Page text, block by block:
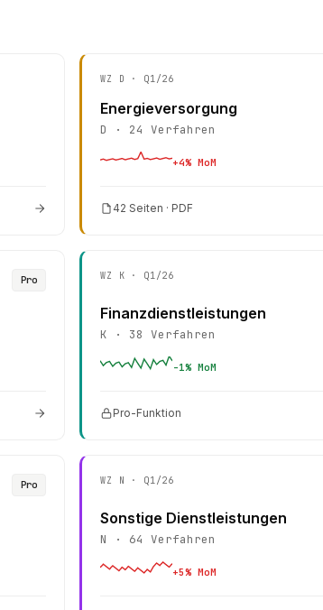
WZ D · Q1/26
Energieversorgung
D · 24 Verfahren
+4% MoM
42 Seiten · PDF
Pro WZ K · Q1/26
Finanzdienstleistungen
K · 38 Verfahren
-1% MoM
Pro-Funktion
Pro WZ N · Q1/26
Sonstige Dienstleistungen
N · 64 Verfahren
+5% MoM